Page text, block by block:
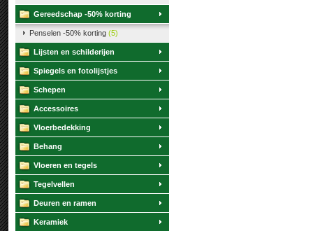
Gereedschap -50% korting
Penselen -50% korting (5)
Lijsten en schilderijen
Spiegels en fotolijstjes
Schepen
Accessoires
Vloerbedekking
Behang
Vloeren en tegels
Tegelvellen
Deuren en ramen
Keramiek